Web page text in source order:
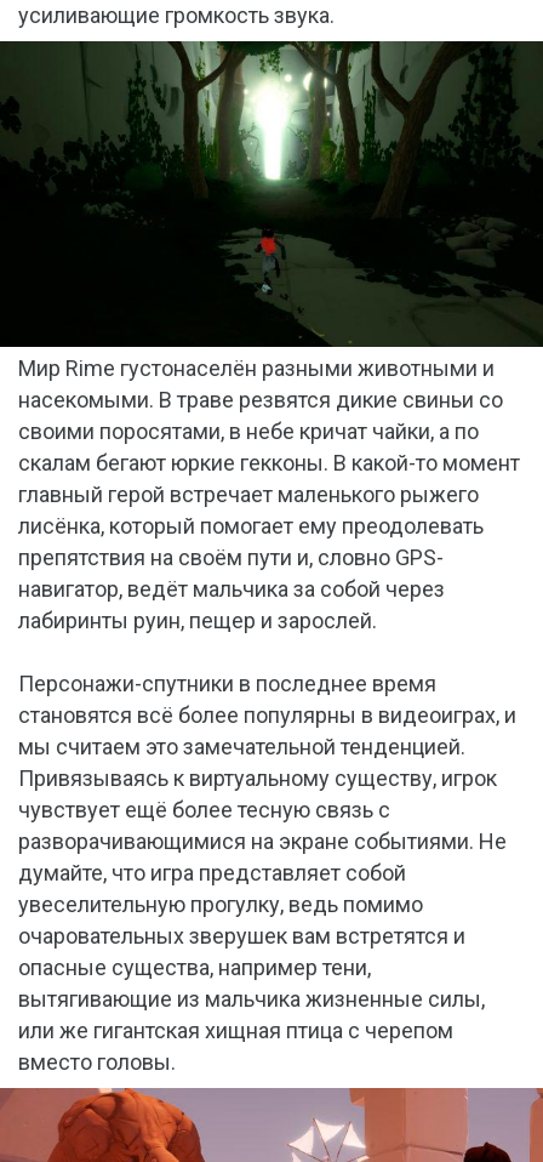
усиливающие громкость звука.
Мир Rime густонаселён разными животными и
насекомыми. В траве резвятся дикие свиньи со
своими поросятами, в небе кричат чайки, а по
скалам бегают юркие гекконы. В какой-то момент
главный герой встречает маленького рыжего
лисёнка, который помогает ему преодолевать
препятствия на своём пути и, словно GPS-
навигатор, ведёт мальчика за собой через
лабиринты руин, пещер и зарослей.
Персонажи-спутники в последнее время
становятся всё более популярны в видеоиграх, и
мы считаем это замечательной тенденцией.
Привязываясь к виртуальному существу, игрок
чувствует ещё более тесную связь с
разворачивающимися на экране событиями. Не
думайте, что игра представляет собой
увеселительную прогулку, ведь помимо
очаровательных зверушек вам встретятся и
опасные существа, например тени,
вытягивающие из мальчика жизненные силы,
или же гигантская хищная птица с черепом
вместо головы.